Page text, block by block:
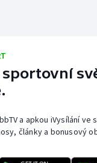
sportovní
a apkou iVysílání
články a bonusový